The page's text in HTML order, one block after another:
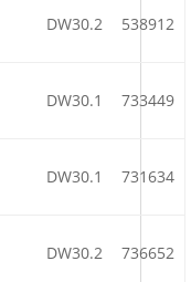
DW30.2 538912
DW30.1 733449
DW30.1 731634
DW30.2 736652